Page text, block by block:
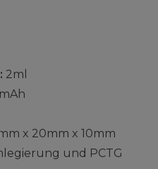
2ml
x 20mm x 10mm
und PCTG